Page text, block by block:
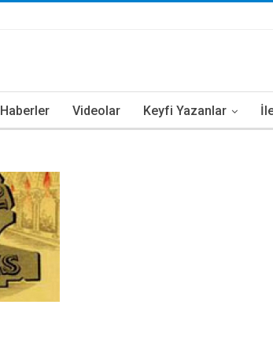
Haberler Videolar Keyfi Yazanlar